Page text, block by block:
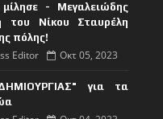
- Μεγαλειώδης
του Νίκου Σταυρέλη
πόλης!
Editor Οκτ 05, 2023
για τα